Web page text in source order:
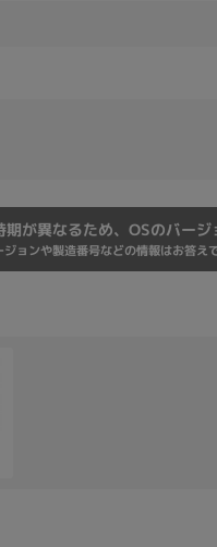
期が異なるため、OSのバー
ョンや製造番号などの情報はお答え
メモリ